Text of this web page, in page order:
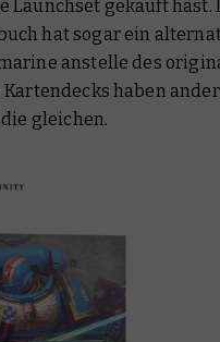
Launchset gekauft hast.
hat sogar ein
anstelle des
haben
gleichen.